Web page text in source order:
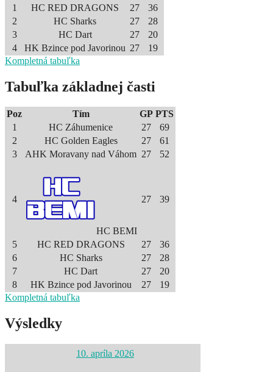
1
HC RED DRAGONS 27
36
2
HC Sharks 27
28
3
HC Dart 27
20
4
HK Bzince pod Javorinou 27
19
Kompletná tabuľka
Tabuľka základnej časti
Poz Tím GP PTS
1
HC Záhumenice 27
69
2
HC Golden Eagles 27
61
3
AHK Moravany nad Váhom 27 52
4
HC BEMI
27 39
5 HC RED DRAGONS 27
36
6
HC Sharks 27
28
7
HC Dart 27
20
8
HK Bzince pod Javorinou 27
19
Kompletná tabuľka
Výsledky
10. apríla 2026